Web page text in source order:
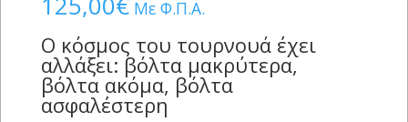
Με Φ.Π.Α.
Ο κόσμος του τουρνουά έχει
αλλάξει: βόλτα μακρύτερα,
βόλτα ακόμα, βόλτα
ασφαλέστερη